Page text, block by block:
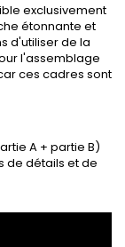
exclusivement
étonnante et
d'utiliser de la
l'assemblage
ces cadres sont
A + partie B)
de détails et de